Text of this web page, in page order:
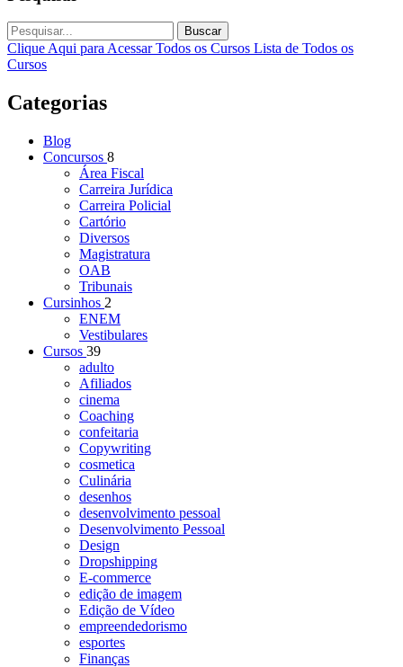
Buscar
Clique Aqui para Acessar Todos os Cursos Lista de Todos os
Cursos
Categorias
Blog
Concursos 8
Área Fiscal
Carreira Jurídica
Carreira Policial
Cartório
Diversos
Magistratura
OAB
Tribunais
Cursinhos 2
ENEM
Vestibulares
Cursos 39
adulto
Afiliados
cinema
Coaching
confeitaria
Copywriting
cosmetica
Culinária
desenhos
desenvolvimento pessoal
Desenvolvimento Pessoal
Design
Dropshipping
E-commerce
edição de imagem
Edição de Vídeo
empreendedorismo
esportes
Finanças